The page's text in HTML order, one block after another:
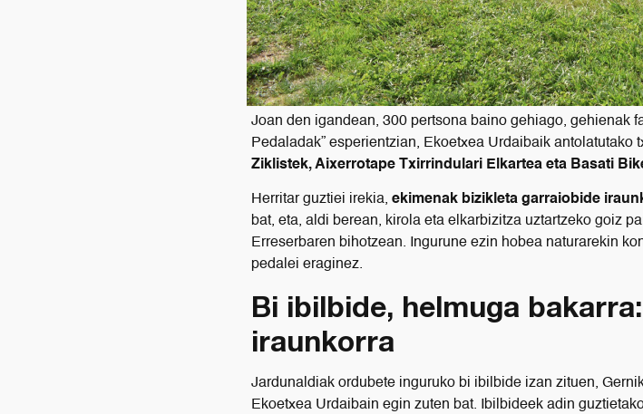
Joan den igandean, 300 pertsona baino gehiago, gehienak
Pedaladak” esperientzian, Ekoetxea Urdaibaik antolatutako
Ziklistek, Aixerrotape Txirrindulari Elkartea eta Basati
Herritar guztiei irekia, ekimenak bizikleta garraiobide
bat, eta, aldi berean, kirola eta elkarbizitza uztartzeko goiz
Erreserbaren bihotzean. Ingurune ezin hobea naturarekin
pedalei eraginez.
Bi ibilbide, helmuga
iraunkorra
Jardunaldiak ordubete inguruko bi ibilbide izan zituen,
Ekoetxea Urdaibain egin zuten bat. Ibilbideek adin